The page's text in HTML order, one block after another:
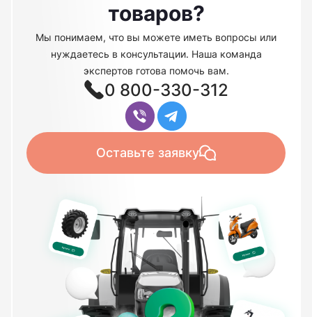
товаров?
Мы понимаем, что вы можете иметь вопросы или
нуждаетесь в консультации. Наша команда
экспертов готова помочь вам.
0 800-330-312
Оставьте заявку